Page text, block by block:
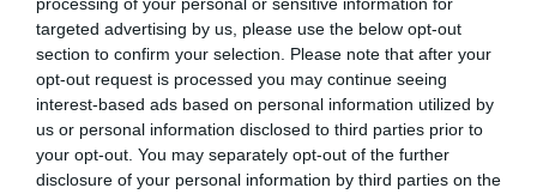
targeted advertising by us, please use the below opt-out
section to confirm your selection. Please note that after your
opt-out request is processed you may continue seeing
interest-based ads based on personal information utilized by
us or personal information disclosed to third parties prior to
your opt-out. You may separately opt-out of the further
disclosure of your personal information by third parties on the
bundesliga